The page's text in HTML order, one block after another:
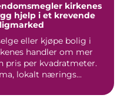
kirkenes
hjelp i et krevende
eller kjøpe bolig i
handler om mer
pris per kvadratmeter.
lokalt nærings...